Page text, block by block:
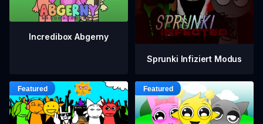
Incredibox Abgerny
Sprunki Infiziert Modus